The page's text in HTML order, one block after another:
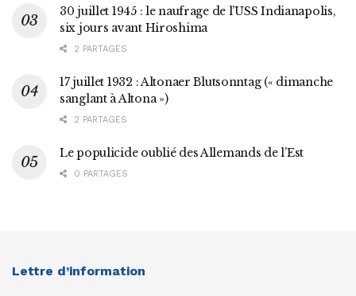
30 juillet 1945 : le naufrage de l’USS Indianapolis,
six jours avant Hiroshima
2 PARTAGES
17 juillet 1932 : Altonaer Blutsonntag (« dimanche
sanglant à Altona »)
2 PARTAGES
Le populicide oublié des Allemands de l’Est
0 PARTAGES
Lettre d’information